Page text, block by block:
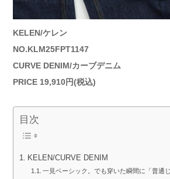
KELEN/ケレン
NO.KLM25FPT1147
CURVE DENIM/カーブデニム
PRICE 19,910円(税込)
目次
KELEN/CURVE DENIM
一見ベーシック。でも穿いた瞬間に「普通